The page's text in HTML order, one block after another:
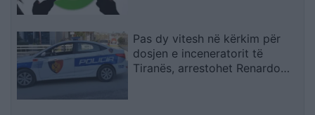
Pas dy vitesh në kërkim për
dosjen e inceneratorit të
Tiranës, arrestohet Renardo